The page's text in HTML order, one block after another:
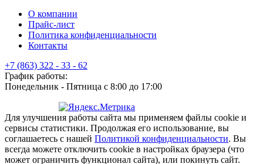
О компании
Прайс-лист
Политика конфиденциальности
Контакты
+7 (863) 322 - 33 - 62
График работы:
Понедельник - Пятница с 8:00 до 17:00
Для улучшения работы сайта мы применяем файлы cookie и
сервисы статистики. Продолжая его использование, вы
соглашаетесь с нашей Политикой конфиденциальности. Вы
всегда можете отключить cookie в настройках браузера (что
может ограничить функционал сайта), или покинуть сайт.